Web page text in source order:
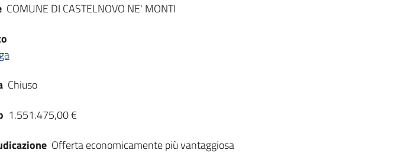
COMUNE DI CASTELNOVO NE' MONTI
Chiuso
1.551.475,00 €
Offerta economicamente più vantaggiosa